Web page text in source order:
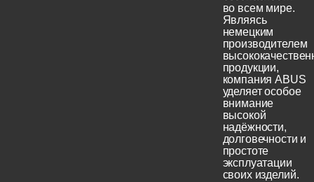
во всем мире.
Являясь
немецким
производителем
продукции,
компания ABUS
уделяет особое
внимание
высокой
надёжности,
долговечности и
простоте
эксплуатации
своих изделий.